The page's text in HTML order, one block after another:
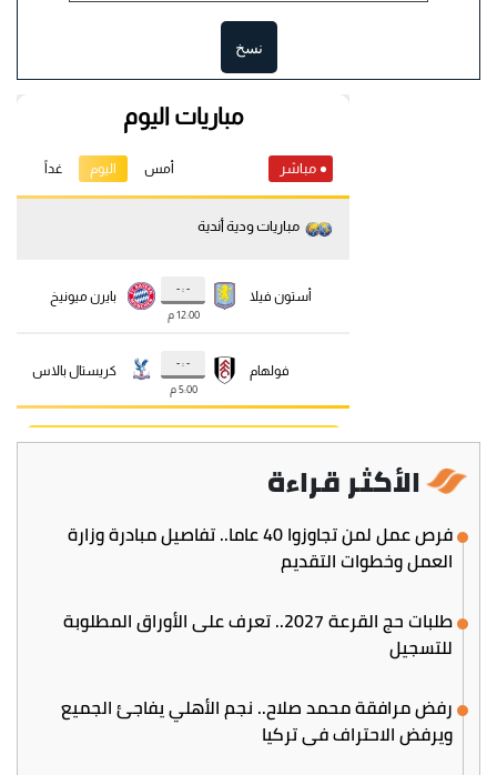
نسخ
الأكثر قراءة
فرص عمل لمن تجاوزوا 40 عاما.. تفاصيل مبادرة وزارة
العمل وخطوات التقديم
طلبات حج القرعة 2027.. تعرف على الأوراق المطلوبة
للتسجيل
رفض مرافقة محمد صلاح.. نجم الأهلي يفاجئ الجميع
ويرفض الاحتراف في تركيا